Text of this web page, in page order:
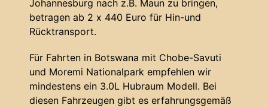
Johannesburg nach z.B. Maun zu bringen,
betragen ab 2 x 440 Euro für Hin-und
Rücktransport.
Für Fahrten in Botswana mit Chobe-Savuti
und Moremi Nationalpark empfehlen wir
mindestens ein 3.0L Hubraum Modell. Bei
diesen Fahrzeugen gibt es erfahrungsgemäß